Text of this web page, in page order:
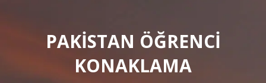
PAKISTAN ÖĞRENCI
KONAKLAMA